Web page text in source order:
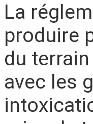
La
produire
du
avec les